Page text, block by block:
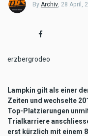
By Archiv, 28 April,
erzbergrodeo
Lampkin gilt als einer
Zeiten und wechselte
Top-Platzierungen
Trialkarriere
erst kürzlich mit einem